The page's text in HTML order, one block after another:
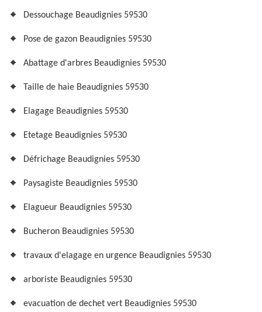
Dessouchage Beaudignies 59530
Pose de gazon Beaudignies 59530
Abattage d'arbres Beaudignies 59530
Taille de haie Beaudignies 59530
Elagage Beaudignies 59530
Etetage Beaudignies 59530
Défrichage Beaudignies 59530
Paysagiste Beaudignies 59530
Elagueur Beaudignies 59530
Bucheron Beaudignies 59530
travaux d'elagage en urgence Beaudignies 59530
arboriste Beaudignies 59530
evacuation de dechet vert Beaudignies 59530